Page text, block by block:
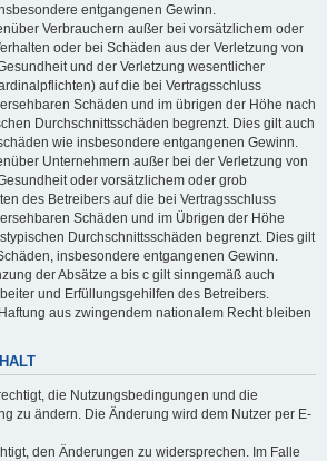
entgangenen Gewinn.
Verbrauchern außer bei vorsätzlichem oder
oder bei Schäden aus der Verletzung von
und der Verletzung wesentlicher
auf die bei Vertragsschluss
Schäden und im übrigen der Höhe nach
Durchschnittsschäden begrenzt. Dies gilt auch
wie insbesondere entgangenen Gewinn.
Unternehmern außer bei der Verletzung von
oder vorsätzlichem oder grob
des Betreibers auf die bei Vertragsschluss
Schäden und im Übrigen der Höhe
Durchschnittsschäden begrenzt. Dies gilt
insbesondere entgangenen Gewinn.
der Absätze a bis c gilt sinngemäß auch
und Erfüllungsgehilfen des Betreibers.
aus zwingendem nationalem Recht bleiben
die Nutzungsbedingungen und die
zu ändern. Die Änderung wird dem Nutzer per E-
den Änderungen zu widersprechen. Im Falle